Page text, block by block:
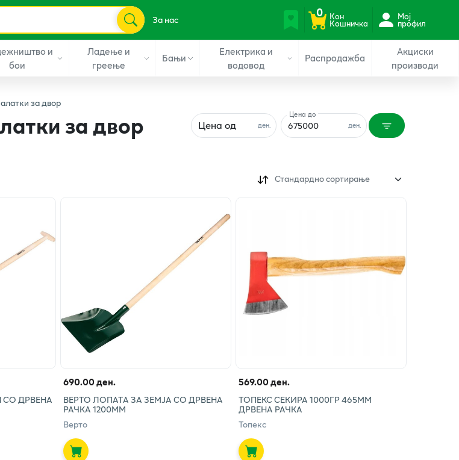
За нас 0 Кон
Кошничка
Мој
профил
и
бои
Ладење и
греење
Бањи
Електрика и
водовод
Распродажба
Акциски
производи
за двор
за двор ден.
Цена од ден.
Цена до
Стандардно сортирање
СО ДРВЕНА
690.00 ден.
ВЕРТО ЛОПАТА ЗА ЗЕМЈА СО ДРВЕНА
РАЧКА 1200ММ
Верто
569.00 ден.
ТОПЕКС СЕКИРА 1000ГР 465ММ
ДРВЕНА РАЧКА
Топекс